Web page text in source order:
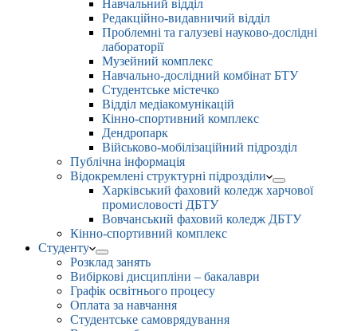
Навчальний відділ
Редакційно-видавничий відділ
Проблемні та галузеві науково-дослідні
лабораторії
Музейний комплекс
Навчально-дослідний комбінат БТУ
Студентське містечко
Відділ медіакомунікацій
Кінно-спортивний комплекс
Дендропарк
Військово-мобілізаційний підрозділ
Публічна інформація
Відокремлені структурні підрозділи
Харківський фаховий коледж харчової
промисловості ДБТУ
Вовчанський фаховий коледж ДБТУ
Кінно-спортивний комплекс
Студенту
Розклад занять
Вибіркові дисципліни – бакалаври
Графік освітнього процесу
Оплата за навчання
Студентське самоврядування